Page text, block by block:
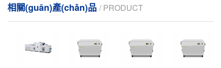
相關(guān)產(chǎn)品 / PRODUCT